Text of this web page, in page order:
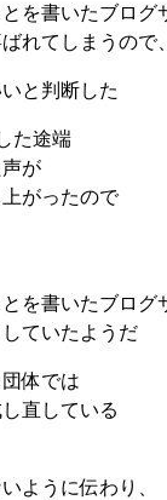
を書いたブログ
れてしまうので、
と判断した
た途端
が
がったので
を書いたブログ
ていたようだ
体では
直している
ように伝わり、